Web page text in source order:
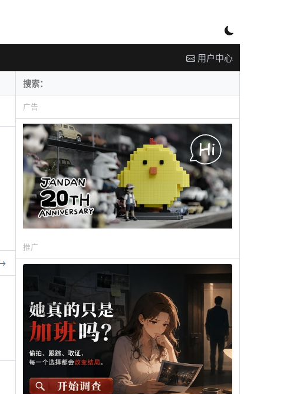
用户中心
广告
推广